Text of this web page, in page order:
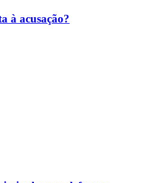
à acusação?